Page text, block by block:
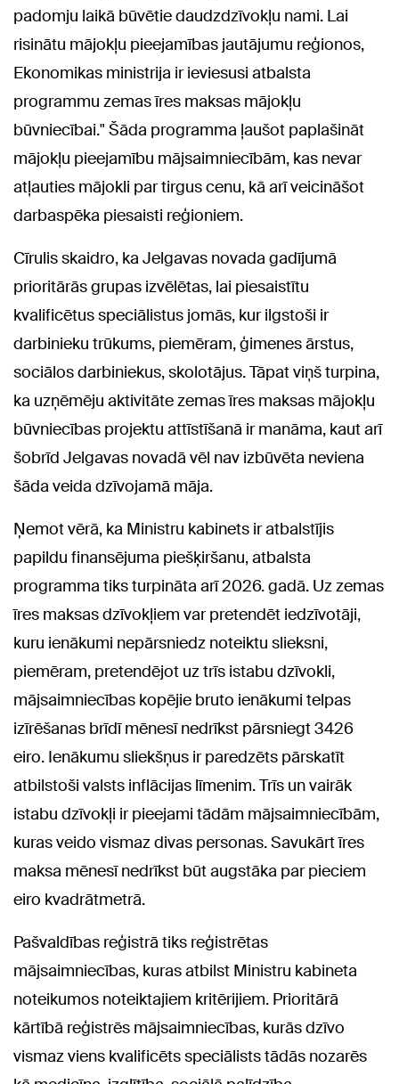
padomju laikā būvētie daudzdzīvokļu nami. Lai
risinātu mājokļu pieejamības jautājumu reģionos,
Ekonomikas ministrija ir ieviesusi atbalsta
programmu zemas īres maksas mājokļu
būvniecībai." Šāda programma ļaušot paplašināt
mājokļu pieejamību mājsaimniecībām, kas nevar
atļauties mājokli par tirgus cenu, kā arī veicināšot
darbaspēka piesaisti reģioniem.
Cīrulis skaidro, ka Jelgavas novada gadījumā
prioritārās grupas izvēlētas, lai piesaistītu
kvalificētus speciālistus jomās, kur ilgstoši ir
darbinieku trūkums, piemēram, ģimenes ārstus,
sociālos darbiniekus, skolotājus. Tāpat viņš turpina,
ka uzņēmēju aktivitāte zemas īres maksas mājokļu
būvniecības projektu attīstīšanā ir manāma, kaut arī
šobrīd Jelgavas novadā vēl nav izbūvēta neviena
šāda veida dzīvojamā māja.
Ņemot vērā, ka Ministru kabinets ir atbalstījis
papildu finansējuma piešķiršanu, atbalsta
programma tiks turpināta arī 2026. gadā. Uz zemas
īres maksas dzīvokļiem var pretendēt iedzīvotāji,
kuru ienākumi nepārsniedz noteiktu slieksni,
piemēram, pretendējot uz trīs istabu dzīvokli,
mājsaimniecības kopējie bruto ienākumi telpas
izīrēšanas brīdī mēnesī nedrīkst pārsniegt 3426
eiro. Ienākumu sliekšņus ir paredzēts pārskatīt
atbilstoši valsts inflācijas līmenim. Trīs un vairāk
istabu dzīvokļi ir pieejami tādām mājsaimniecībām,
kuras veido vismaz divas personas. Savukārt īres
maksa mēnesī nedrīkst būt augstāka par pieciem
eiro kvadrātmetrā.
Pašvaldības reģistrā tiks reģistrētas
mājsaimniecības, kuras atbilst Ministru kabineta
noteikumos noteiktajiem kritērijiem. Prioritārā
kārtībā reģistrēs mājsaimniecības, kurās dzīvo
vismaz viens kvalificēts speciālists tādās nozarēs